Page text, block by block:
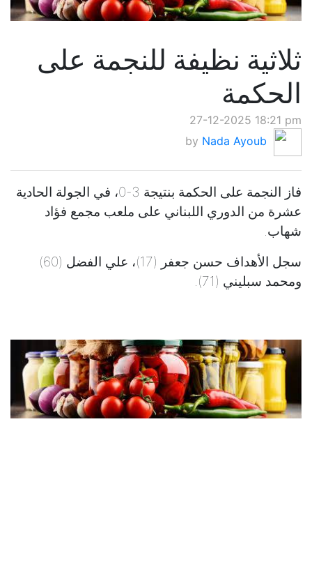
ثلاثية نظيفة للنجمة على
الحكمة
27-12-2025 18:21 pm
by Nada Ayoub
فاز النجمة على الحكمة بنتيجة 3-0، في الجولة الحادية
عشرة من الدوري اللبناني على ملعب مجمع فؤاد
شهاب.
سجل الأهداف حسن جعفر (17)، علي الفضل (60)
ومحمد سبليني (71).